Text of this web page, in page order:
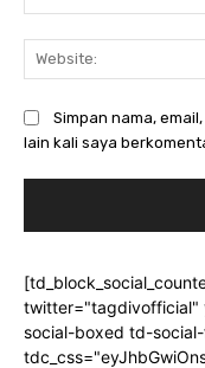
Simpan nama,
lain kali saya
social-boxed td-